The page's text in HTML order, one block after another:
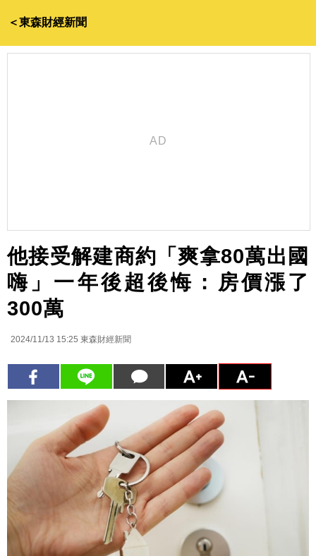
＜東森財經新聞
他接受解建商約「爽拿80萬出國
嗨」一年後超後悔：房價漲了
300萬
2024/11/13 15:25 東森財經新聞